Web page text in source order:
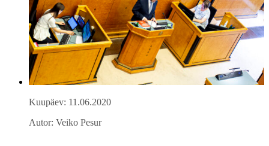
Kuupäev: 11.06.2020
Autor: Veiko Pesur